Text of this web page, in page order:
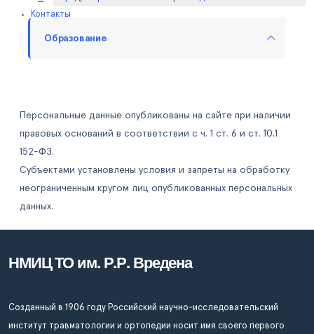
Контакты
Образование
Персональные данные опубликованы на сайте при наличии
правовых оснований в соответствии с ч. 1 ст. 6 и ст. 10.1
152-ФЗ.
Субъектами установлены условия и запреты на обработку
неограниченным кругом лиц опубликованных персональных
данных.
НМИЦ ТО им. Р.Р. Вредена
Созданный в 1906 году Российский научно-исследовательский
институт травматологии и ортопедии носит имя своего первого